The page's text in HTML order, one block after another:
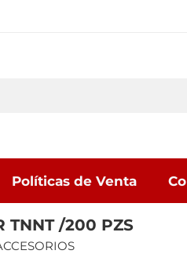
Políticas de Venta
TNNT /200 PZS